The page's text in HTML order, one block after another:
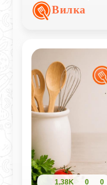
Вилка
1,38K 0 0